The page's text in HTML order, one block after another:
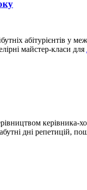
абітурієнтів у
майстер-класи для
керівника-
дні репетицій,